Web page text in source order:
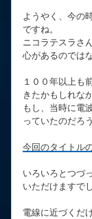
ようやく、今の
ですね。
ニコラテスラさ
心があるのでは
１００年以上も
きたかもしれな
もし、当時に電
っていたのだろ
今回のタイト
いろいろとつづ
いただけますで
電線に近づくだ